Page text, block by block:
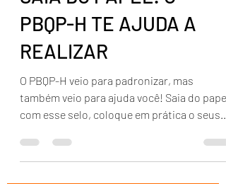
SAIA DO PAPEL! O
PBQP-H TE AJUDA A
REALIZAR
O PBQP-H veio para padronizar, mas
também veio para ajuda você! Saia do papel
com esse selo, coloque em prática o seus